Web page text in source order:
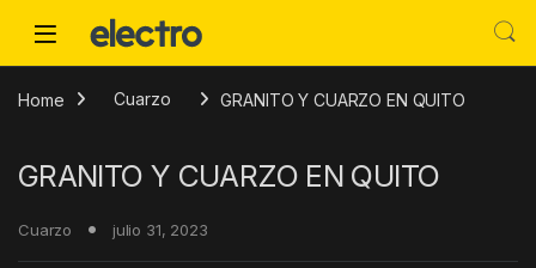
Home Cuarzo GRANITO Y CUARZO EN QUITO
GRANITO Y CUARZO EN QUITO
Cuarzo julio 31, 2023